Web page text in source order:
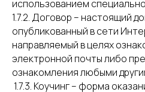
использованием
1.7.2. Договор – настоящий
опубликованный в сети
направляемый в целях
электронной почты либо
ознакомления любыми
1.7.3. Коучинг – форма